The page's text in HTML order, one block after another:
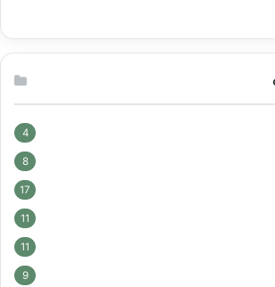
4
8
17
11
11
9